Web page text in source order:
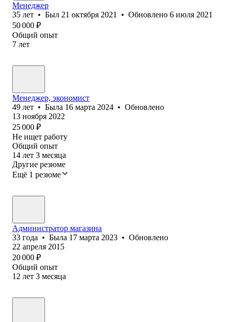
Менеджер
35 лет • Был 21 октября 2021 • Обновлено 6 июля 2021
50 000 ₽
Общий опыт
7 лет
Менеджер, экономист
49 лет • Была 16 марта 2024 • Обновлено
13 ноября 2022
25 000 ₽
Не ищет работу
Общий опыт
14 лет 3 месяца
Другие резюме
Ещё 1 резюме
Администратор магазина
33 года • Была 17 марта 2023 • Обновлено
22 апреля 2015
20 000 ₽
Общий опыт
12 лет 3 месяца